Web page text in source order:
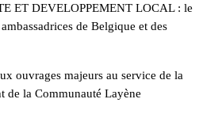
ET DEVELOPPEMENT LOCAL : le
de Belgique et des
ouvrages majeurs au service de la
de la Communauté Layène